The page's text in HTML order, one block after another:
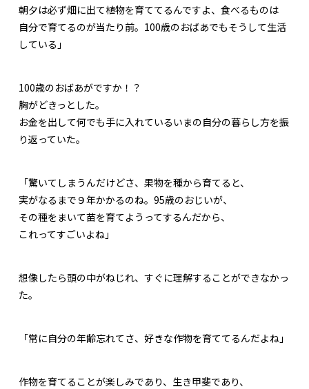
朝夕は必ず畑に出て植物を育ててるんですよ、食べるものは
自分で育てるのが当たり前。100歳のおばあでもそうして生活
している」
100歳のおばあがですか！？
胸がどきっとした。
お金を出して何でも手に入れているいまの自分の暮らし方を振
り返っていた。
「驚いてしまうんだけどさ、果物を種から育てると、
実がなるまで９年かかるのね。95歳のおじいが、
その種をまいて苗を育てようってするんだから、
これってすごいよね」
想像したら頭の中がねじれ、すぐに理解することができなかっ
た。
「常に自分の年齢忘れてさ、好きな作物を育ててるんだよね」
作物を育てることが楽しみであり、生き甲斐であり、